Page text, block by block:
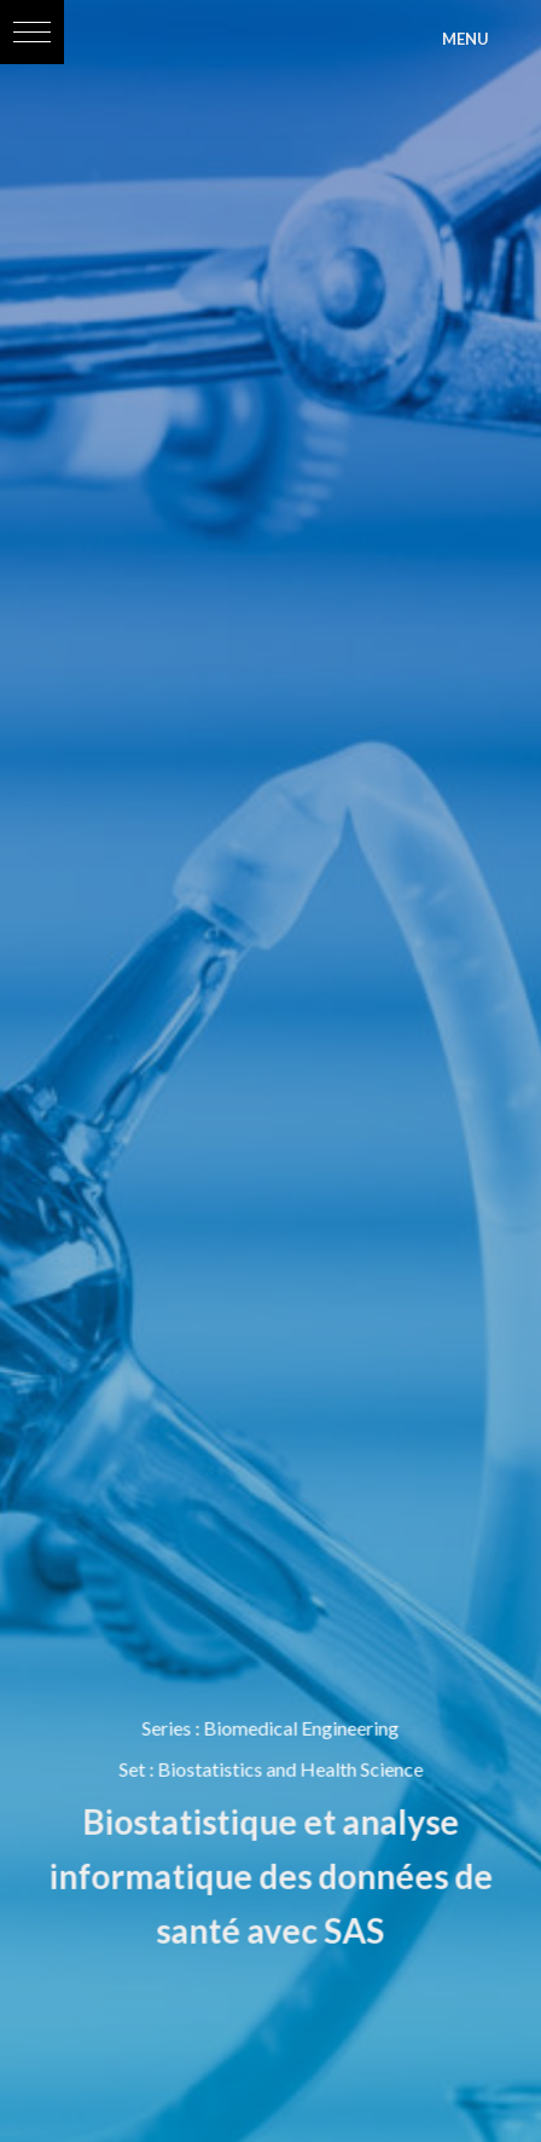
MENU
Series : Biomedical Engineering
Set: Biostatistics and Health Science
Biostatistique et analyse
informatique des données de
santé avec SAS